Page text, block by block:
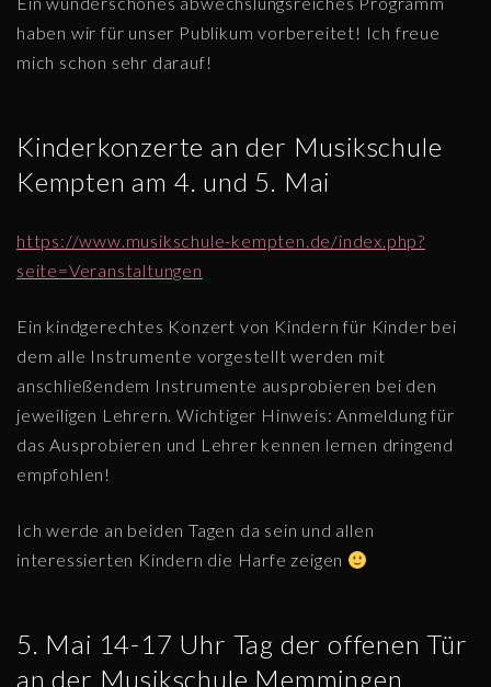
haben wir für unser Publikum vorbereitet! Ich freue
mich schon sehr darauf!
Kinderkonzerte an der Musikschule
Kempten am 4. und 5. Mai
https://www.musikschule-kempten.de/index.php?
seite=Veranstaltungen
Ein kindgerechtes Konzert von Kindern für Kinder bei
dem alle Instrumente vorgestellt werden mit
anschließendem Instrumente ausprobieren bei den
jeweiligen Lehrern. Wichtiger Hinweis: Anmeldung für
das Ausprobieren und Lehrer kennen lernen dringend
empfohlen!
Ich werde an beiden Tagen da sein und allen
interessierten Kindern die Harfe zeigen
5. Mai 14-17 Uhr Tag der offenen Tür
an der Musikschule Memmingen